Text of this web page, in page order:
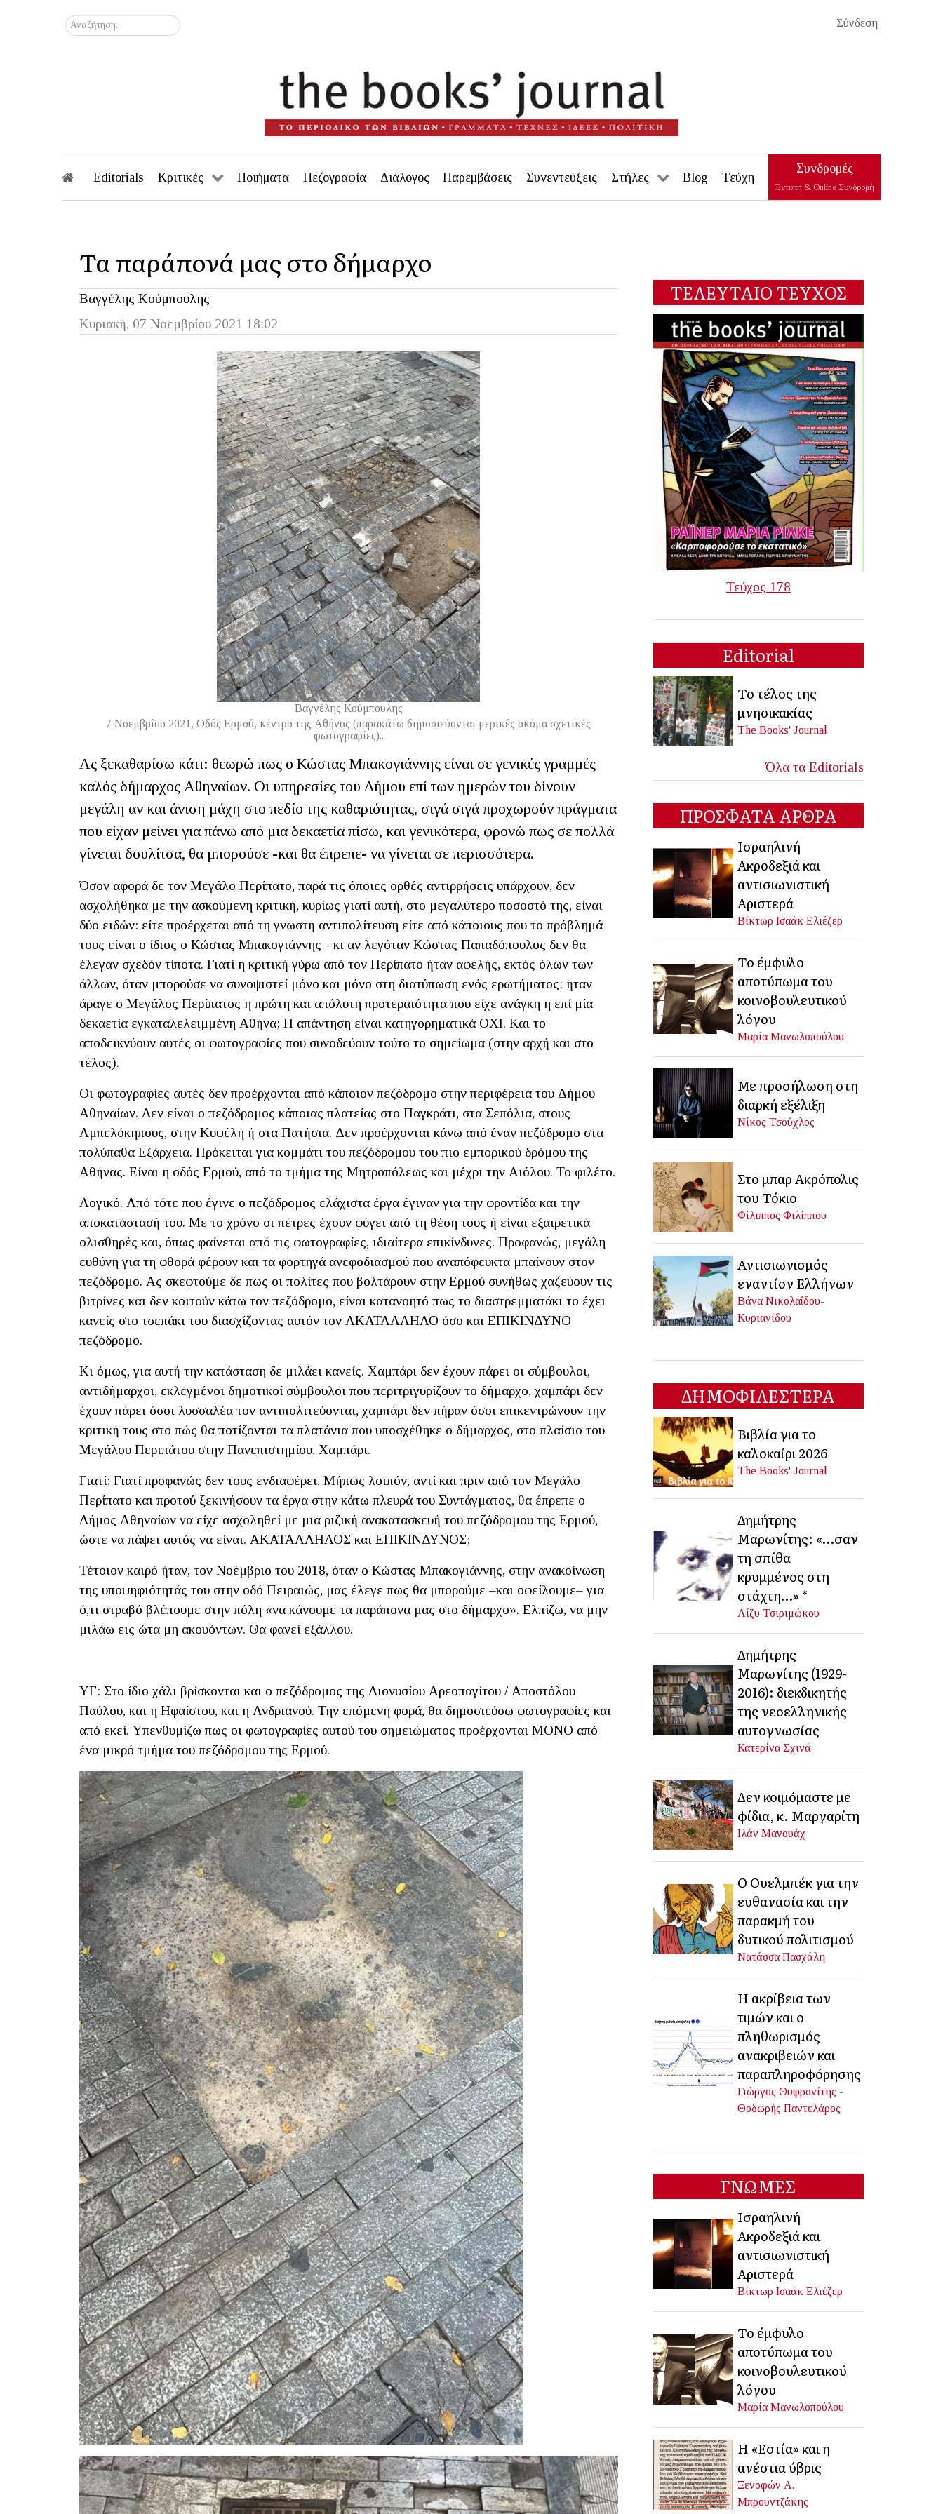
Σύνδεση
Αναζήτηση...
Editorials Κριτικές Ποιήματα Πεζογραφία Διάλογος Παρεμβάσεις Συνεντεύξεις Στήλες Blog Τεύχη
Συνδρομές
Έντυπη & Online Συνδρομή
Τα παράπονά μας στο δήμαρχο
Βαγγέλης Κούμπουλης
Κυριακή, 07 Νοεμβρίου 2021 18:02
Βαγγέλης Κούμπουλης
7 Νοεμβρίου 2021, Οδός Ερμού, κέντρο της Αθήνας (παρακάτω δημοσιεύονται μερικές ακόμα σχετικές
φωτογραφίες)..
Ας ξεκαθαρίσω κάτι: θεωρώ πως ο Κώστας Μπακογιάννης είναι σε γενικές γραμμές
καλός δήμαρχος Αθηναίων. Οι υπηρεσίες του Δήμου επί των ημερών του δίνουν
μεγάλη αν και άνιση μάχη στο πεδίο της καθαριότητας, σιγά σιγά προχωρούν πράγματα
που είχαν μείνει για πάνω από μια δεκαετία πίσω, και γενικότερα, φρονώ πως σε πολλά
γίνεται δουλίτσα, θα μπορούσε -και θα έπρεπε- να γίνεται σε περισσότερα.
Όσον αφορά δε τον Μεγάλο Περίπατο, παρά τις όποιες ορθές αντιρρήσεις υπάρχουν, δεν
ασχολήθηκα με την ασκούμενη κριτική, κυρίως γιατί αυτή, στο μεγαλύτερο ποσοστό της, είναι
δύο ειδών: είτε προέρχεται από τη γνωστή αντιπολίτευση είτε από κάποιους που το πρόβλημά
τους είναι ο ίδιος ο Κώστας Μπακογιάννης - κι αν λεγόταν Κώστας Παπαδόπουλος δεν θα
έλεγαν σχεδόν τίποτα. Γιατί η κριτική γύρω από τον Περίπατο ήταν αφελής, εκτός όλων των
άλλων, όταν μπορούσε να συνοψιστεί μόνο και μόνο στη διατύπωση ενός ερωτήματος: ήταν
άραγε ο Μεγάλος Περίπατος η πρώτη και απόλυτη προτεραιότητα που είχε ανάγκη η επί μία
δεκαετία εγκαταλελειμμένη Αθήνα; Η απάντηση είναι κατηγορηματικά ΟΧΙ. Και το
αποδεικνύουν αυτές οι φωτογραφίες που συνοδεύουν τούτο το σημείωμα (στην αρχή και στο
τέλος).
Οι φωτογραφίες αυτές δεν προέρχονται από κάποιον πεζόδρομο στην περιφέρεια του Δήμου
Αθηναίων. Δεν είναι ο πεζόδρομος κάποιας πλατείας στο Παγκράτι, στα Σεπόλια, στους
Αμπελόκηπους, στην Κυψέλη ή στα Πατήσια. Δεν προέρχονται κάνω από έναν πεζόδρομο στα
πολύπαθα Εξάρχεια. Πρόκειται για κομμάτι του πεζόδρομου του πιο εμπορικού δρόμου της
Αθήνας. Είναι η οδός Ερμού, από το τμήμα της Μητροπόλεως και μέχρι την Αιόλου. Το φιλέτο.
Λογικό. Από τότε που έγινε ο πεζόδρομος ελάχιστα έργα έγιναν για την φροντίδα και την
αποκατάστασή του. Με το χρόνο οι πέτρες έχουν φύγει από τη θέση τους ή είναι εξαιρετικά
ολισθηρές και, όπως φαίνεται από τις φωτογραφίες, ιδιαίτερα επικίνδυνες. Προφανώς, μεγάλη
ευθύνη για τη φθορά φέρουν και τα φορτηγά ανεφοδιασμού που αναπόφευκτα μπαίνουν στον
πεζόδρομο. Ας σκεφτούμε δε πως οι πολίτες που βολτάρουν στην Ερμού συνήθως χαζεύουν τις
βιτρίνες και δεν κοιτούν κάτω τον πεζόδρομο, είναι κατανοητό πως το διαστρεμματάκι το έχει
κανείς στο τσεπάκι του διασχίζοντας αυτόν τον ΑΚΑΤΑΛΛΗΛΟ όσο και ΕΠΙΚΙΝΔΥΝΟ
πεζόδρομο.
Κι όμως, για αυτή την κατάσταση δε μιλάει κανείς. Χαμπάρι δεν έχουν πάρει οι σύμβουλοι,
αντιδήμαρχοι, εκλεγμένοι δημοτικοί σύμβουλοι που περιτριγυρίζουν το δήμαρχο, χαμπάρι δεν
έχουν πάρει όσοι λυσσαλέα τον αντιπολιτεύονται, χαμπάρι δεν πήραν όσοι επικεντρώνουν την
κριτική τους στο πώς θα ποτίζονται τα πλατάνια που υποσχέθηκε ο δήμαρχος, στο πλαίσιο του
Μεγάλου Περιπάτου στην Πανεπιστημίου. Χαμπάρι.
Γιατί; Γιατί προφανώς δεν τους ενδιαφέρει. Μήπως λοιπόν, αντί και πριν από τον Μεγάλο
Περίπατο και προτού ξεκινήσουν τα έργα στην κάτω πλευρά του Συντάγματος, θα έπρεπε ο
Δήμος Αθηναίων να είχε ασχοληθεί με μια ριζική ανακατασκευή του πεζόδρομου της Ερμού,
ώστε να πάψει αυτός να είναι. ΑΚΑΤΑΛΛΗΛΟΣ και ΕΠΙΚΙΝΔΥΝΟΣ;
Τέτοιον καιρό ήταν, τον Νοέμβριο του 2018, όταν ο Κώστας Μπακογιάννης, στην ανακοίνωση
της υποψηφιότητάς του στην οδό Πειραιώς, μας έλεγε πως θα μπορούμε –και οφείλουμε– για
ό,τι στραβό βλέπουμε στην πόλη «να κάνουμε τα παράπονα μας στο δήμαρχο». Ελπίζω, να μην
μιλάω εις ώτα μη ακουόντων. Θα φανεί εξάλλου.
ΥΓ: Στο ίδιο χάλι βρίσκονται και ο πεζόδρομος της Διονυσίου Αρεοπαγίτου / Αποστόλου
Παύλου, και η Ηφαίστου, και η Ανδριανού. Την επόμενη φορά, θα δημοσιεύσω φωτογραφίες και
από εκεί. Υπενθυμίζω πως οι φωτογραφίες αυτού του σημειώματος προέρχονται ΜΟΝΟ από
ένα μικρό τμήμα του πεζόδρομου της Ερμού.
ΤΕΛΕΥΤΑΙΟ ΤΕΥΧΟΣ
Τεύχος 178
Editorial
Το τέλος της
μνησικακίας
The Books' Journal
Όλα τα Editorials
ΠΡΟΣΦΑΤΑ ΑΡΘΡΑ
Ισραηλινή
Ακροδεξιά και
αντισιωνιστική
Αριστερά
Βίκτωρ Ισαάκ Ελιέζερ
Το έμφυλο
αποτύπωμα του
κοινοβουλευτικού
λόγου
Μαρία Μανωλοπούλου
Με προσήλωση στη
διαρκή εξέλιξη
Νίκος Τσούχλος
Στο μπαρ Ακρόπολις
του Τόκιο
Φίλιππος Φιλίππου
Αντισιωνισμός
εναντίον Ελλήνων
Βάνα Νικολαΐδου-
Κυριανίδου
ΔΗΜΟΦΙΛΕΣΤΕΡΑ
Βιβλία για το
καλοκαίρι 2026
The Books' Journal
Δημήτρης
Μαρωνίτης: «…σαν
τη σπίθα
κρυμμένος στη
στάχτη…» *
Λίζυ Τσιριμώκου
Δημήτρης
Μαρωνίτης (1929-
2016): διεκδικητής
της νεοελληνικής
αυτογνωσίας
Κατερίνα Σχινά
Δεν κοιμόμαστε με
φίδια, κ. Μαργαρίτη
Ιλάν Μανουάχ
Ο Ουελμπέκ για την
ευθανασία και την
παρακμή του
δυτικού πολιτισμού
Νατάσσα Πασχάλη
Η ακρίβεια των
τιμών και ο
πληθωρισμός
ανακριβειών και
παραπληροφόρησης
Γιώργος Θυφρονίτης -
Θοδωρής Παντελάρος
ΓΝΩΜΕΣ
Ισραηλινή
Ακροδεξιά και
αντισιωνιστική
Αριστερά
Βίκτωρ Ισαάκ Ελιέζερ
Το έμφυλο
αποτύπωμα του
κοινοβουλευτικού
λόγου
Μαρία Μανωλοπούλου
Η «Εστία» και η
ανέστια ύβρις
Ξενοφών Α.
Μπρουντζάκης